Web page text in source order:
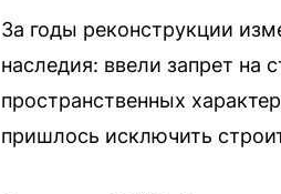
За годы реконструкции
наследия: ввели запрет на
пространственных
пришлось исключить